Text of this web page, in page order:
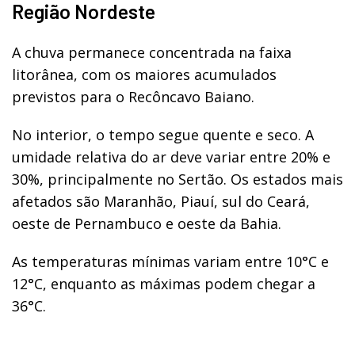
Região Nordeste
A chuva permanece concentrada na faixa
litorânea, com os maiores acumulados
previstos para o Recôncavo Baiano.
No interior, o tempo segue quente e seco. A
umidade relativa do ar deve variar entre 20% e
30%, principalmente no Sertão. Os estados mais
afetados são Maranhão, Piauí, sul do Ceará,
oeste de Pernambuco e oeste da Bahia.
As temperaturas mínimas variam entre 10°C e
12°C, enquanto as máximas podem chegar a
36°C.